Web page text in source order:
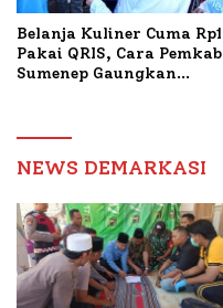
Belanja Kuliner Cuma Rp1
Pakai QRIS, Cara Pemkab
Sumenep Gaungkan
NEWS DEMARKASI